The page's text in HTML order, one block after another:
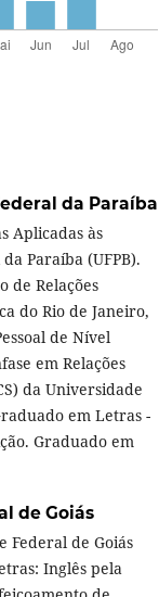
da Paraíba
Aplicadas às
Paraíba (UFPB).
de Relações
do Rio de Janeiro,
de Nível
em Relações
da Universidade
em Letras -
Graduado em
de Goiás
Federal de Goiás
Inglês pela